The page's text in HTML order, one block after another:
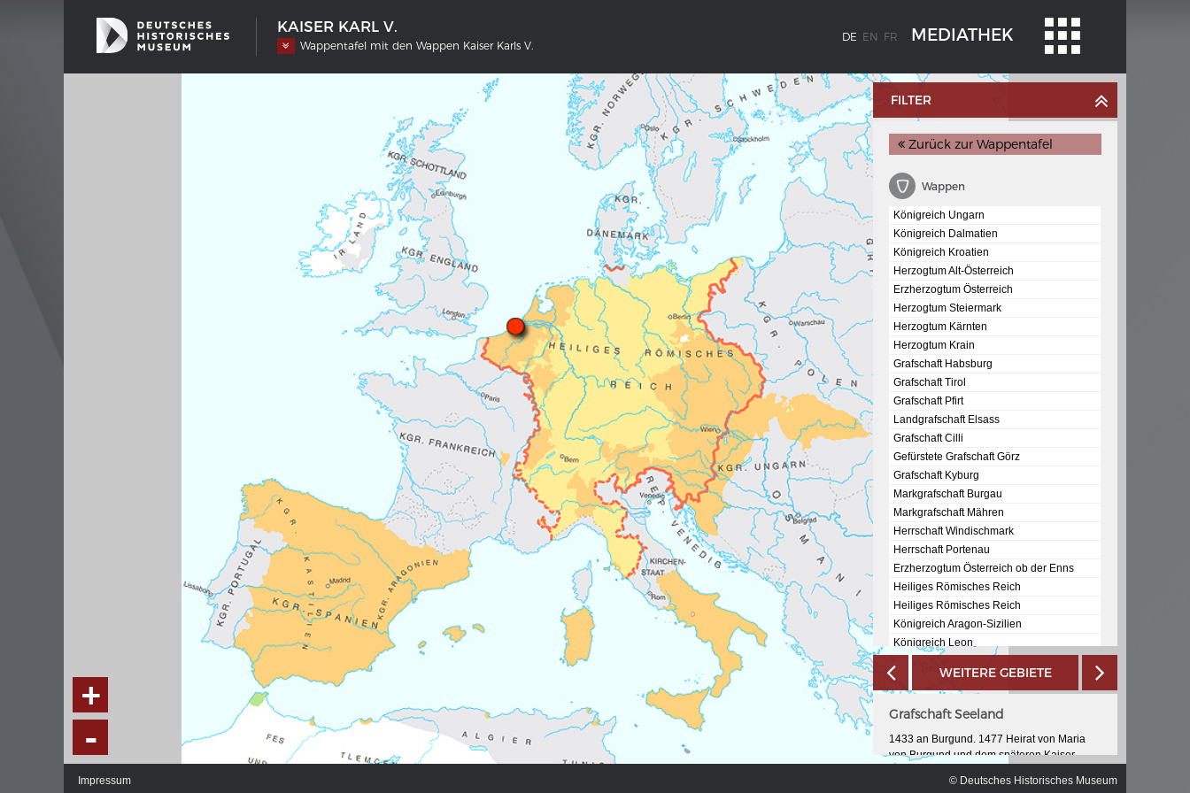
KAISER KARL V.
Wappentafel mit den Wappen Kaiser Karls V.
DE EN FR MEDIATHEK
MERIANS DEUTSCHLAND 1642 - 1654
Interaktive Karte
Bildergalerie Topographia Germaniae
Wissenswert
DER RHEIN VON BASEL BIS KOBLENZ
Ganz neue Vorstellung des Rheinstroms
1794
Details der historischen Rheinkarte
Deutsch-französische Geschichte am
Rhein
Chronologie der deutsch-französischen
Geschichte
KAISER KARL V.
Wappentafel mit den Wappen Kaiser
Karls V.
DIE NATIONALVERSAMMLUNG IN DER
Fraktionen und Abgeordnete
Politische Ziele der Fraktionen
Fragen und Antworten
WEIMAR: VOM WESEN UND WERT DER
DEMOKRATIE
Regierungsprogramm
+
-
FILTER
Zurück zur Wappentafel
Wappen
Königreich Ungarn
Königreich Dalmatien
Königreich Kroatien
Herzogtum Alt-Österreich
Erzherzogtum Österreich
Herzogtum Steiermark
Herzogtum Kärnten
Herzogtum Krain
Grafschaft Habsburg
Grafschaft Tirol
Grafschaft Pfirt
Landgrafschaft Elsass
Grafschaft Cilli
Gefürstete Grafschaft Görz
Grafschaft Kyburg
Markgrafschaft Burgau
Markgrafschaft Mähren
Herrschaft Windischmark
Herrschaft Portenau
Erzherzogtum Österreich ob der Enns
Heiliges Römisches Reich
Heiliges Römisches Reich
Königreich Aragon-Sizilien
Königreich Leon
Königreich Jerusalem
Königreich Galicien
Königreich Sevilla
Königreich Sardinien
WEITERE GEBIETE
Grafschaft Seeland
1433 an Burgund. 1477 Heirat von Maria
von Burgund und dem späteren Kaiser
Länder durch den Tod Marias an das Haus
Impressum © Deutsches Historisches Museum